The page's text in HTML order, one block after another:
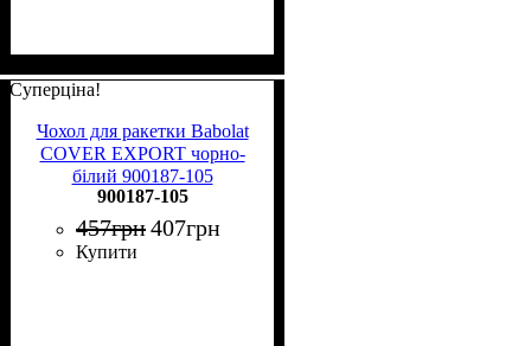
Суперціна!
Чохол для ракетки Babolat
COVER EXPORT чорно-
білий 900187-105
900187-105
457грн407грн
Купити